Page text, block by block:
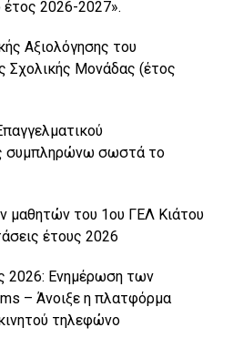
2026-2027».
Αξιολόγησης του
Σχολικής Μονάδας (έτος
συμπληρώνω σωστά το
μαθητών του 1ου ΓΕΛ Κιάτου
έτους 2026
2026: Ενημέρωση των
– Άνοιξε η πλατφόρμα
τηλεφώνο